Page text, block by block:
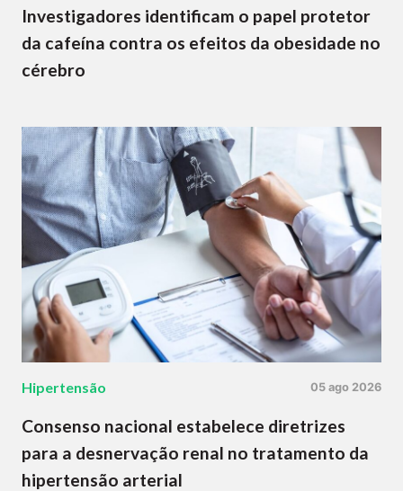
Investigadores identificam o papel protetor
da cafeína contra os efeitos da obesidade no
cérebro
Hipertensão 05 ago 2026
Consenso nacional estabelece diretrizes
para a desnervação renal no tratamento da
hipertensão arterial